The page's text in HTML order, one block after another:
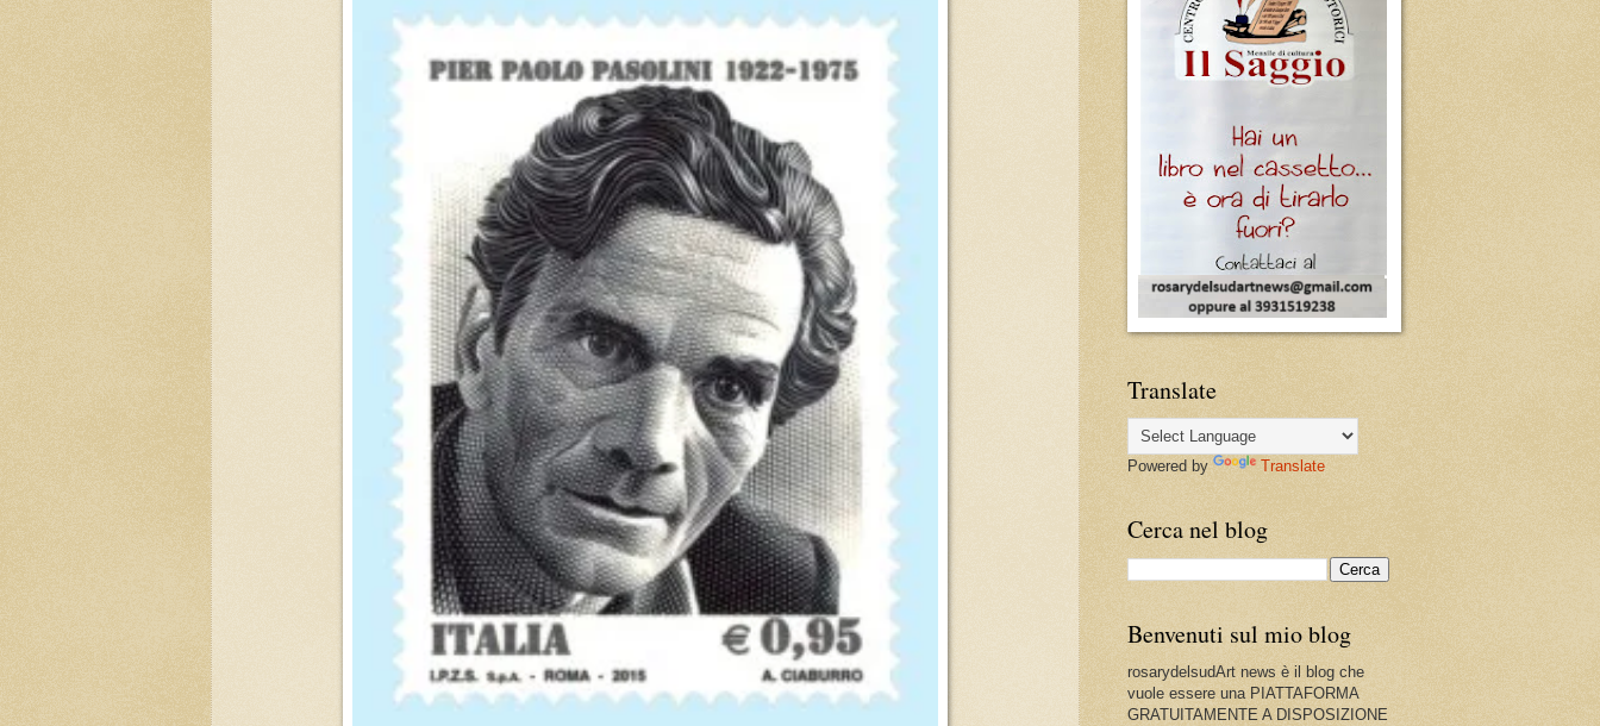
Translate
Powered by Translate
Cerca nel blog
Benvenuti sul mio blog
rosarydelsudArt news è il blog che
vuole essere una PIATTAFORMA
GRATUITAMENTE A DISPOSIZIONE